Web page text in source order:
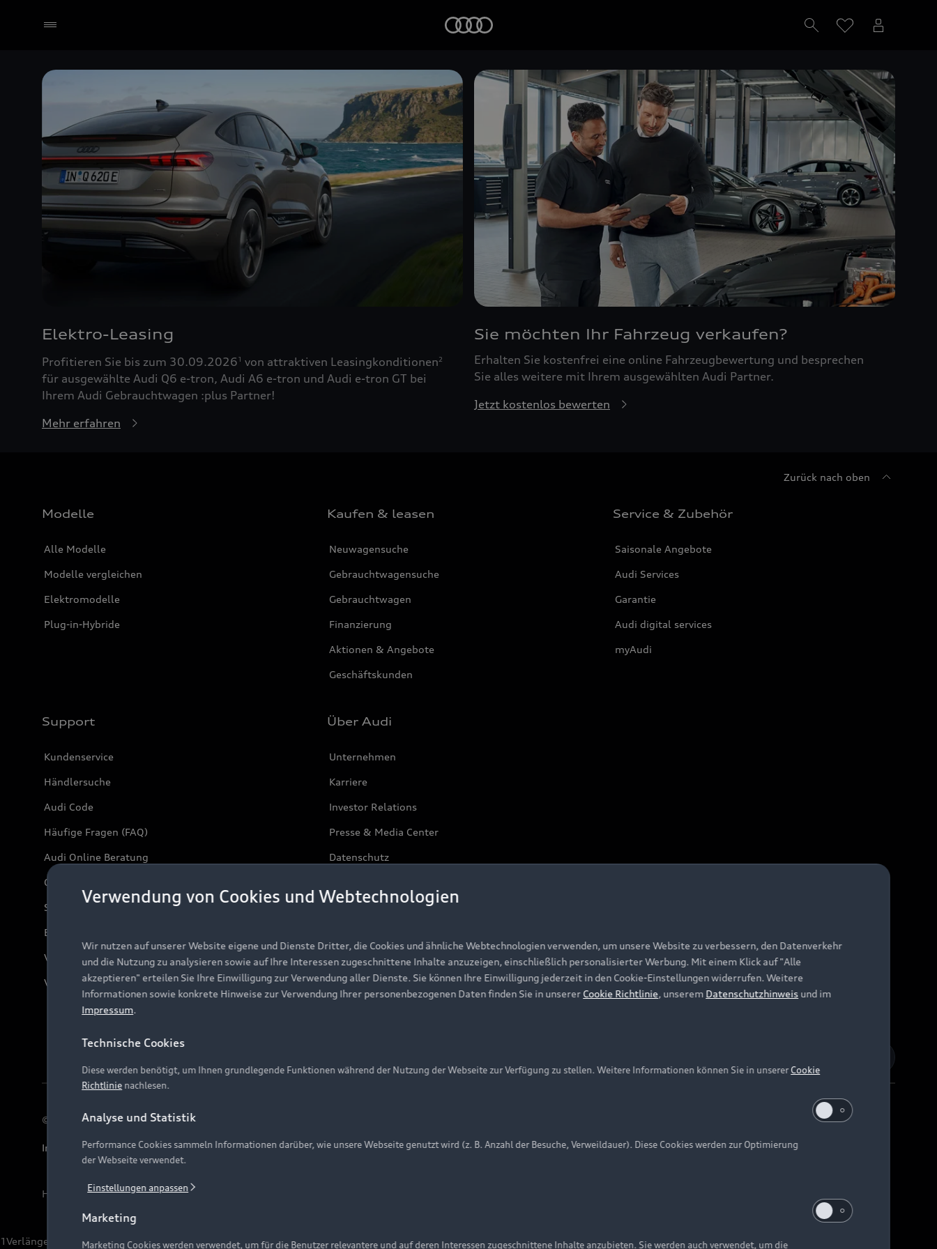
Elektro-Leasing
Profitieren Sie bis zum 30.09.20261 von attraktiven Leasingkonditionen2
für ausgewählte Audi Q6 e-tron, Audi A6 e-tron und Audi e-tron GT bei
Ihrem Audi Gebrauchtwagen :plus Partner!
Mehr erfahren
Sie möchten Ihr Fahrzeug verkaufen?
Erhalten Sie kostenfrei eine online Fahrzeugbewertung und besprechen
Sie alles weitere mit Ihrem ausgewählten Audi Partner.
Jetzt kostenlos bewerten
Zurück nach oben
Modelle
Alle Modelle
Modelle vergleichen
Elektromodelle
Plug-in-Hybride
Kaufen & leasen
Neuwagensuche
Gebrauchtwagensuche
Gebrauchtwagen
Finanzierung
Aktionen & Angebote
Geschäftskunden
Service & Zubehör
Saisonale Angebote
Audi Services
Garantie
Audi digital services
myAudi
Support
Kundenservice
Händlersuche
Audi Code
Häufige Fragen (FAQ)
Audi Online Beratung
Online-Terminvereinbarung
Servicekontakt
Bordbuch & Bedienungsanleitungen
Verträge kündigen
Vertrag widerrufen
Über Audi
Unternehmen
Karriere
Investor Relations
Presse & Media Center
Datenschutz
© 2026 AUDI AG. Alle Rechte vorbehalten
Impressum Rechtliches Hinweisgebersystem Datenschutzinformation Cookie-Einstellungen Cookie-Richtlinie Barrierefreiheit Digital Services Act
Hinweis: Die aktuelle Darstellung und Anordnung der Embleme am Fahrzeug bei allen Abbildungen auf dieser Webseite kann abweichen.
1Verlängerung vorbehalten.
Verwendung von Cookies und Webtechnologien
Wir nutzen auf unserer Website eigene und Dienste Dritter, die Cookies und ähnliche Webtechnologien verwenden, um unsere Website zu verbessern, den Datenverkehr
und die Nutzung zu analysieren sowie auf Ihre Interessen zugeschnittene Inhalte anzuzeigen, einschließlich personalisierter Werbung. Mit einem Klick auf "Alle
akzeptieren" erteilen Sie Ihre Einwilligung zur Verwendung aller Dienste. Sie können Ihre Einwilligung jederzeit in den Cookie-Einstellungen widerrufen. Weitere
Informationen sowie konkrete Hinweise zur Verwendung Ihrer personenbezogenen Daten finden Sie in unserer Cookie Richtlinie, unserem Datenschutzhinweis und im
Impressum.
Technische Cookies
Diese werden benötigt, um Ihnen grundlegende Funktionen während der Nutzung der Webseite zur Verfügung zu stellen. Weitere Informationen können Sie in unsererCookie
Richtlinie nachlesen.
Analyse und Statistik
Performance Cookies sammeln Informationen darüber, wie unsere Webseite genutzt wird (z. B. Anzahl der Besuche, Verweildauer). Diese Cookies werden zur Optimierung
der Webseite verwendet.
Einstellungen anpassen
Marketing
Marketing Cookies werden verwendet, um für die Benutzer relevantere und auf deren Interessen zugeschnittene Inhalte anzubieten. Sie werden auch verwendet, um die